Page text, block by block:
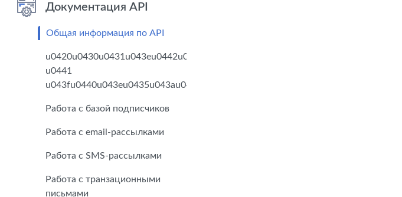
Документация API
Общая информация по API
u0420u0430u0431u043eu0442u0430
u0441
u043fu0440u043eu0435u043au0442u0430u043cu0438
Работа с базой подписчиков
Работа с email-рассылками
Работа с SMS-рассылками
Работа с транзационными
письмами